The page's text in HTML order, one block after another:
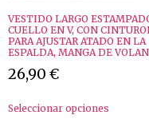
VESTIDO LARGO
CUELLO EN V, CON
PARA AJUSTAR ATADO EN LA
ESPALDA, MANGA DE
26,90 €
Seleccionar opciones